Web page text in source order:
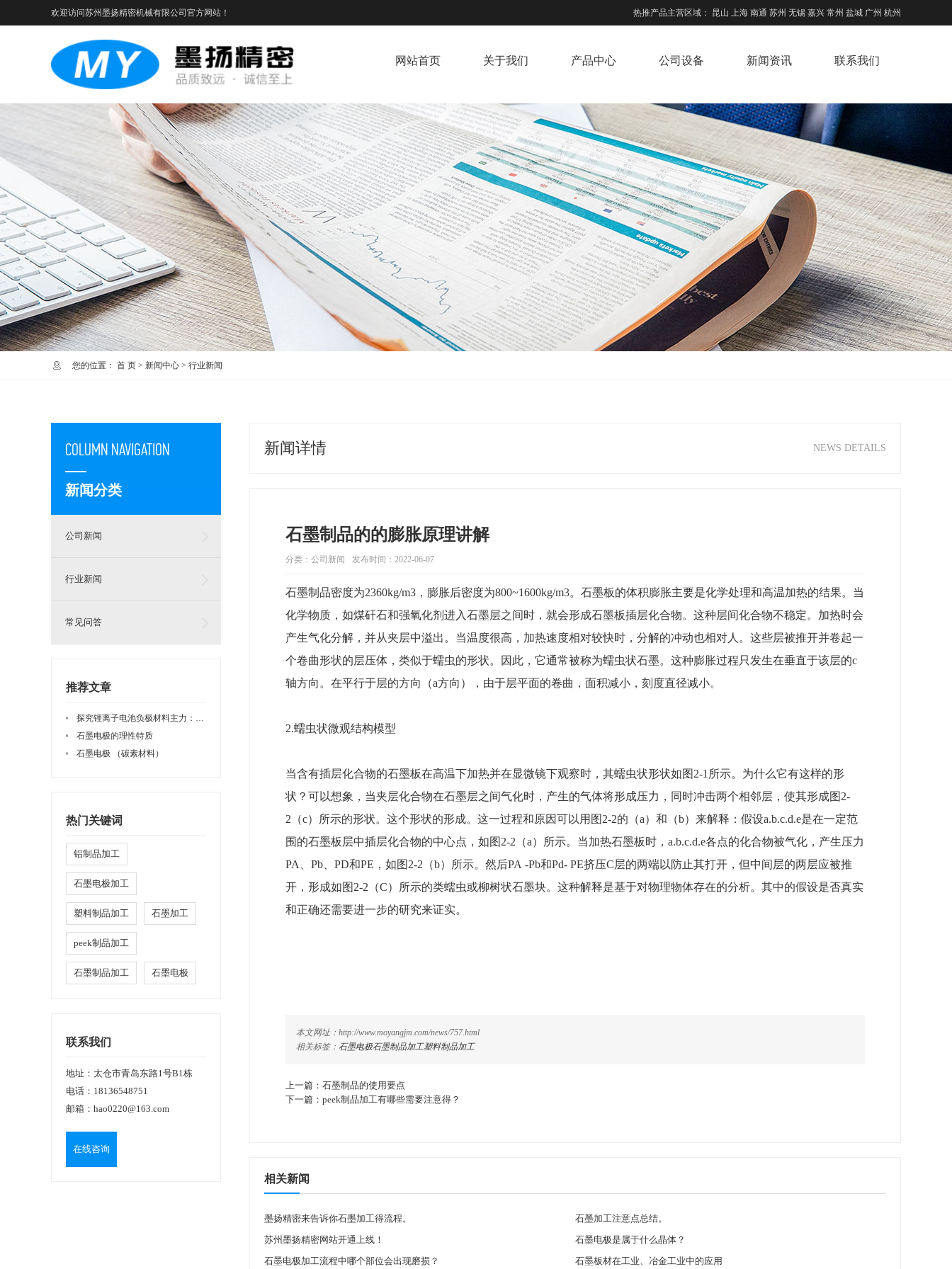
欢迎访问苏州墨扬精密机械有限公司官方网站！ 热推产品主营区域： 昆山 上海 南通 苏州 无锡 嘉兴 常州 盐城 广州 杭州
网站首页 关于我们 产品中心 公司设备 新闻资讯 联系我们
您的位置： 首 页 > 新闻中心 > 行业新闻
新闻详情 NEWS DETAILS
石墨制品的的膨胀原理讲解
分类：公司新闻 发布时间：2022-06-07
石墨制品密度为2360kg/m3，膨胀后密度为800~1600kg/m3。石墨板的体积膨胀主要是化学处理和高温加热的结果。当
化学物质，如煤矸石和强氧化剂进入石墨层之间时，就会形成石墨板插层化合物。这种层间化合物不稳定。加热时会
产生气化分解，并从夹层中溢出。当温度很高，加热速度相对较快时，分解的冲动也相对人。这些层被推开并卷起一
个卷曲形状的层压体，类似于蠕虫的形状。因此，它通常被称为蠕虫状石墨。这种膨胀过程只发生在垂直于该层的c
轴方向。在平行于层的方向（a方向），由于层平面的卷曲，面积减小，刻度直径减小。
2.蠕虫状微观结构模型
当含有插层化合物的石墨板在高温下加热并在显微镜下观察时，其蠕虫状形状如图2-1所示。为什么它有这样的形
状？可以想象，当夹层化合物在石墨层之间气化时，产生的气体将形成压力，同时冲击两个相邻层，使其形成图2-
2（c）所示的形状。这个形状的形成。这一过程和原因可以用图2-2的（a）和（b）来解释：假设a.b.c.d.e是在一定范
围的石墨板层中插层化合物的中心点，如图2-2（a）所示。当加热石墨板时，a.b.c.d.e各点的化合物被气化，产生压力
PA、Pb、PD和PE，如图2-2（b）所示。然后PA -Pb和Pd- PE挤压C层的两端以防止其打开，但中间层的两层应被推
开，形成如图2-2（C）所示的类蠕虫或柳树状石墨块。这种解释是基于对物理物体存在的分析。其中的假设是否真实
和正确还需要进一步的研究来证实。
本文网址：http://www.moyangjm.com/news/757.html
相关标签： 石墨电极石墨制品加工塑料制品加工
上一篇： 石墨制品的使用要点
下一篇： peek制品加工有哪些需要注意得？
相关新闻
墨扬精密来告诉你石墨加工得流程。
石墨加工注意点总结。
苏州墨扬精密网站开通上线！
石墨电极是属于什么晶体？
石墨电极加工流程中哪个部位会出现磨损？
石墨板材在工业、冶金工业中的应用
COLUMN NAVIGATION
新闻分类
公司新闻
行业新闻
常见问答
推荐文章
探究锂离子电池负极材料主力：石墨类材料
石墨电极的理性特质
石墨电极 （碳素材料）
热门关键词
铝制品加工
石墨电极加工
塑料制品加工 石墨加工
peek制品加工
石墨制品加工 石墨电极
联系我们
地址：太仓市青岛东路1号B1栋
电话： 18136548751
邮箱： hao0220@163.com
在线咨询